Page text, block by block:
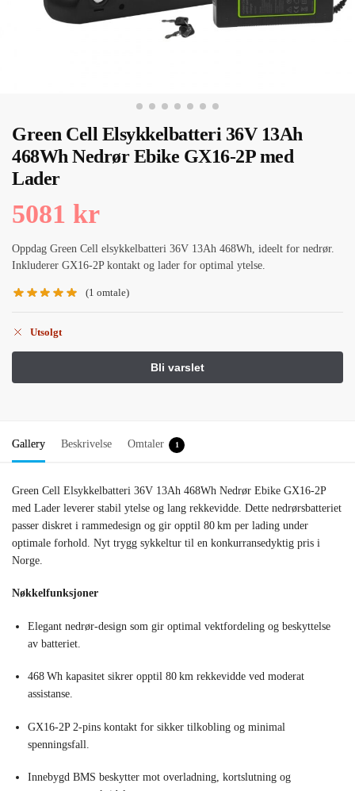
Green Cell Elsykkelbatteri 36V 13Ah
468Wh Nedrør Ebike GX16-2P med
Lader
5081 kr
Oppdag Green Cell elsykkelbatteri 36V 13Ah 468Wh, ideelt for nedrør.
Inkluderer GX16-2P kontakt og lader for optimal ytelse.
(1 omtale)
Utsolgt
Gallery Beskrivelse Omtaler 1
Green Cell Elsykkelbatteri 36V 13Ah 468Wh Nedrør Ebike GX16-2P
med Lader leverer stabil ytelse og lang rekkevidde. Dette nedrørsbatteriet
passer diskret i rammedesign og gir opptil 80 km per lading under
optimale forhold. Nyt trygg sykkeltur til en konkurransedyktig pris i
Norge.
Nøkkelfunksjoner
Elegant nedrør-design som gir optimal vektfordeling og beskyttelse
av batteriet.
468 Wh kapasitet sikrer opptil 80 km rekkevidde ved moderat
assistanse.
GX16-2P 2-pins kontakt for sikker tilkobling og minimal
spenningsfall.
Innebygd BMS beskytter mot overladning, kortslutning og